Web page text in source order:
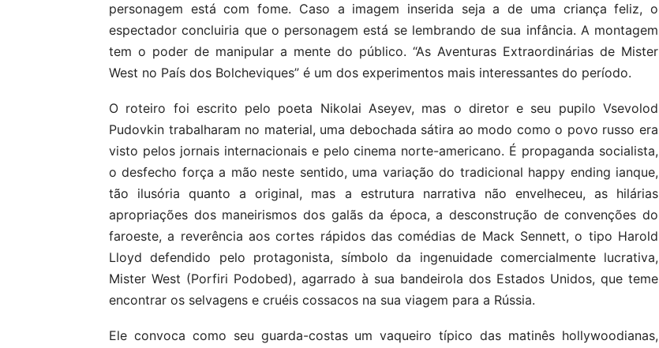
personagem está com fome. Caso a imagem inserida seja a de uma criança feliz, o
espectador concluiria que o personagem está se lembrando de sua infância. A montagem
tem o poder de manipular a mente do público. “As Aventuras Extraordinárias de Mister
West no País dos Bolcheviques” é um dos experimentos mais interessantes do período.
O roteiro foi escrito pelo poeta Nikolai Aseyev, mas o diretor e seu pupilo Vsevolod
Pudovkin trabalharam no material, uma debochada sátira ao modo como o povo russo era
visto pelos jornais internacionais e pelo cinema norte-americano. É propaganda socialista,
o desfecho força a mão neste sentido, uma variação do tradicional happy ending ianque,
tão ilusória quanto a original, mas a estrutura narrativa não envelheceu, as hilárias
apropriações dos maneirismos dos galãs da época, a desconstrução de convenções do
faroeste, a reverência aos cortes rápidos das comédias de Mack Sennett, o tipo Harold
Lloyd defendido pelo protagonista, símbolo da ingenuidade comercialmente lucrativa,
Mister West (Porfiri Podobed), agarrado à sua bandeirola dos Estados Unidos, que teme
encontrar os selvagens e cruéis cossacos na sua viagem para a Rússia.
Ele convoca como seu guarda-costas um vaqueiro típico das matinês hollywoodianas,